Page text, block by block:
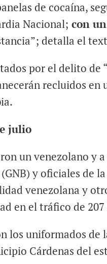
de cocaína,
Nacional; con
detalla el
por el delito
recluidos en
julio
un venezolano y
y oficiales de
venezolana y
en el tráfico de
los uniformados de
Cárdenas del